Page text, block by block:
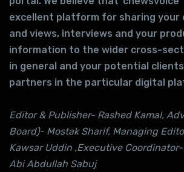
excellent platform for sharing your
and views, interviews and your
information to the wider cross-
in general and your potential
partners in the particular digital
Editor & Publisher- Rashed Kamal,
Board)- Mostak Sharif, Managing
Kawsar Uddin ,Executive Coordinator-
Abi Abdullah Sabuj